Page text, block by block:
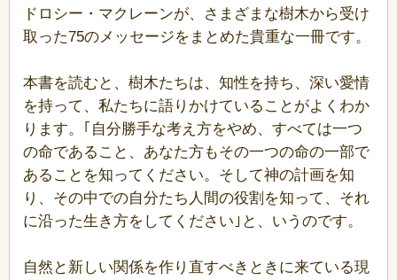
ドロシー・マクレーンが、さまざまな樹木から受け
取った75のメッセージをまとめた貴重な一冊です。
本書を読むと、樹木たちは、知性を持ち、深い愛情
を持って、私たちに語りかけていることがよくわか
ります。｢自分勝手な考え方をやめ、すべては一つ
の命であること、あなた方もその一つの命の一部で
あることを知ってください。そして神の計画を知
り、その中での自分たち人間の役割を知って、それ
に沿った生き方をしてください｣と、いうのです。
自然と新しい関係を作り直すべきときに来ている現